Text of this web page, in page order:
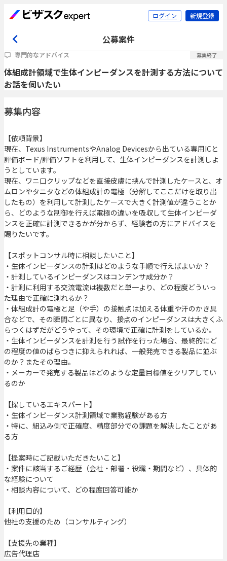
ログイン 新規登録
公募案件
専門的なアドバイス 募集終了
体組成計領域で生体インピーダンスを計測する方法について
お話を伺いたい
募集内容
【依頼背景】
現在、Texus InstrumentsやAnalog Devicesから出ている専用ICと
評価ボード/評価ソフトを利用して、生体インピーダンスを計測しよ
うとしています。
現在、ワニ口クリップなどを直接皮膚に挟んで計測したケースと、オ
ムロンやタニタなどの体組成計の電極（分解してここだけを取り出
したもの）を利用して計測したケースで大きく計測値が違うことか
ら、どのような制御を行えば電極の違いを吸収して生体インピーダ
ンスを正確に計測できるかが分からず、経験者の方にアドバイスを
賜りたいです。
【スポットコンサル時に相談したいこと】
・生体インピーダンスの計測はどのような手順で行えばよいか？
・計測しているインピーダンスはコンデンサ成分か？
・計測に利用する交流電流は複数だと単一より、どの程度どういっ
た理由で正確に測れるか？
・体組成計の電極と足（や手）の接触点は加える体重や汗のかき具
合などで、その瞬間ごとに異なり、接点のインピーダンスは大きくふ
らつくはずだがどうやって、その環境で正確に計測をしているか。
・生体インピーダンスを計測を行う試作を行った場合、最終的にど
の程度の値のばらつきに抑えられれば、一般発売できる製品に並ぶ
のか？またその理由。
・メーカーで発売する製品はどのような定量目標値をクリアしてい
るのか
【探しているエキスパート】
・生体インピーダンス計測領域で業務経験がある方
・特に、組込み側で正確度、精度部分での課題を解決したことがあ
る方
【提案時にご記載いただきたいこと】
・案件に該当するご経歴（会社・部署・役職・期間など）、具体的
な経験について
・相談内容について、どの程度回答可能か
【利用目的】
他社の支援のため（コンサルティング）
【支援先の業種】
広告代理店